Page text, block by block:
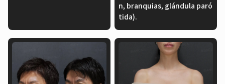
n, branquias, glándula paró
tida).